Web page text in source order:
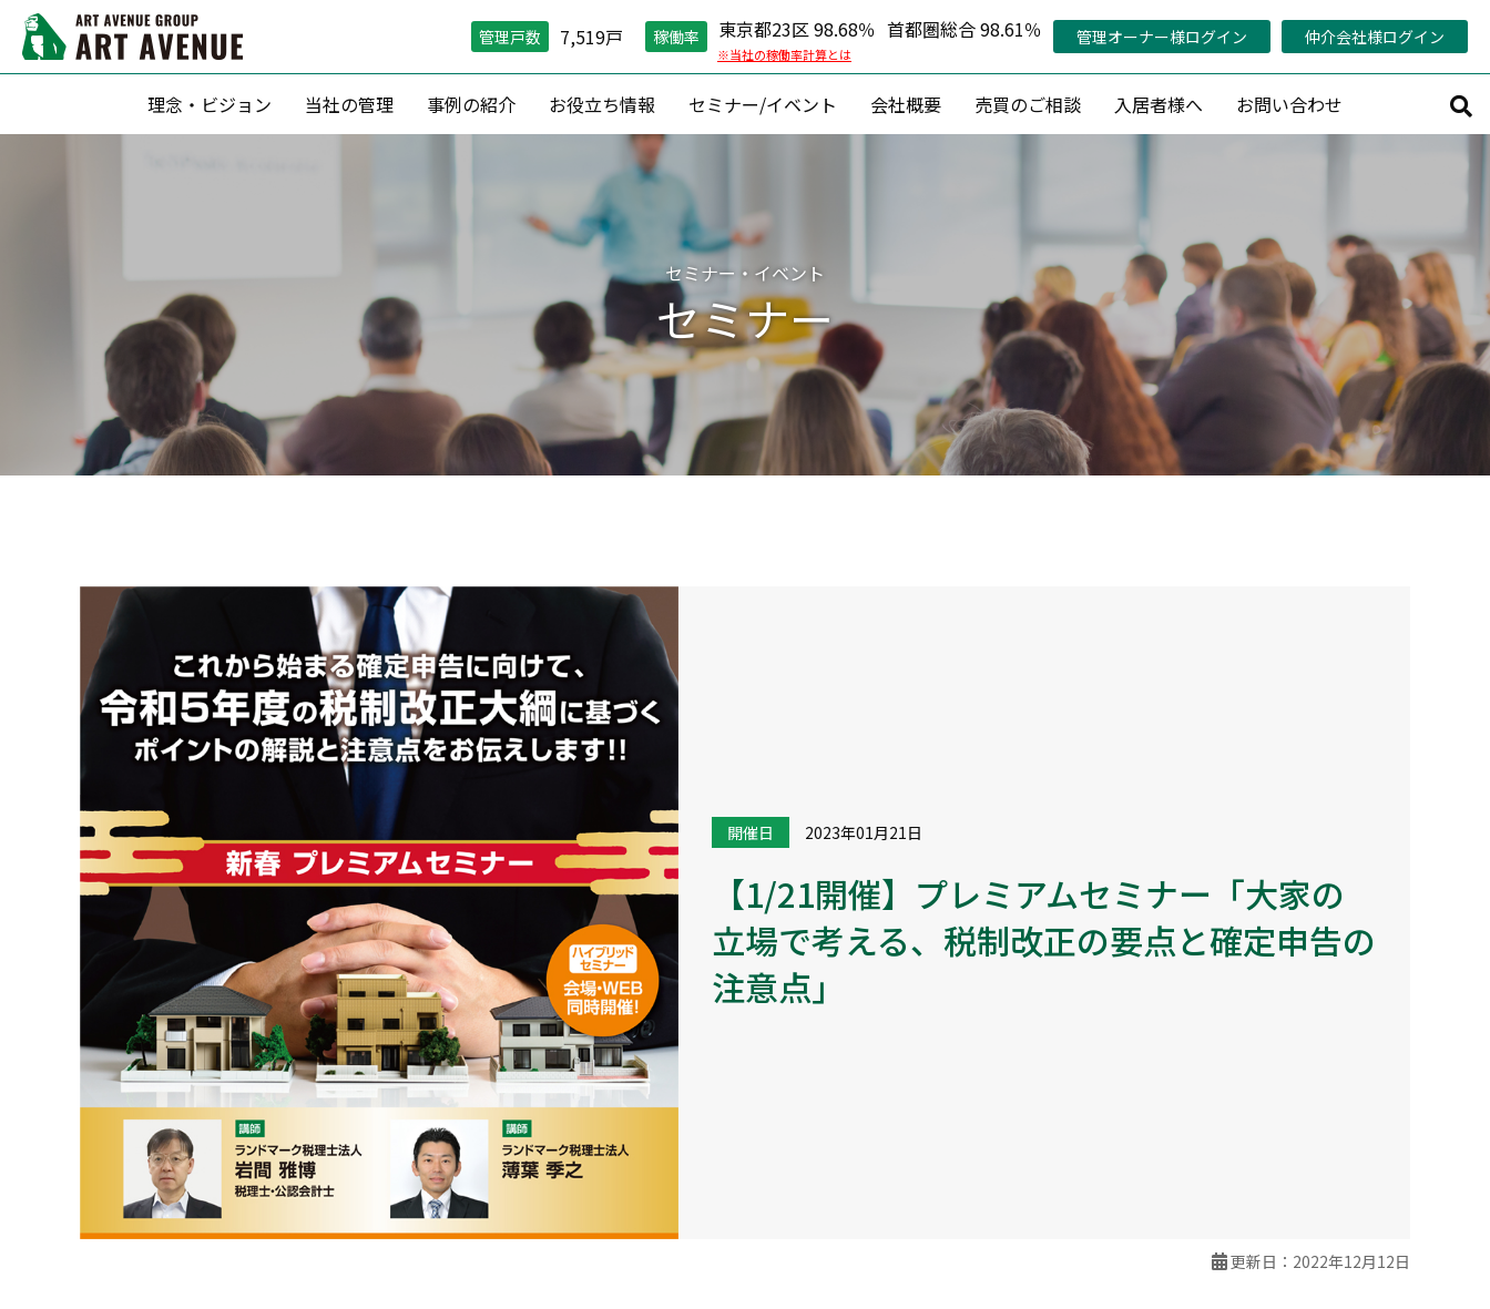
管理戸数 7,519戸 稼働率
※当社の稼働率計算とは
東京都23区 98.68％ 首都圏総合 98.61％ 管理オーナー様ログイン 仲介会社様ログイン
理念・ビジョン 当社の管理
定期借家契約 による運用
収益最大化のための 賃料査定
リーシング戦略
現場管理
24時間コールセンター
０円原状回復「ZEROプラン」
資産形成 ・活用コンサルティング
収益改善コンサルティング
相続対策プランニング
建築プロデュース
資産活用相談
当社の稼働率の考え方
管理オーナー様専用ページ
認定管理会社「AMO®」
メールマガジン会員募集
賃料査定・売却査定・購入相談
収益物件売買情報リクエスト
事例の紹介 お役立ち情報 セミナー/イベント 会社概要 売買のご相談 入居者様へ お問い合わせ
セミナー・イベント
セミナー
開催日 2023年01月21日
【1/21開催】プレミアムセミナー「大家の
立場で考える、税制改正の要点と確定申告の
注意点」
更新日：2022年12月12日